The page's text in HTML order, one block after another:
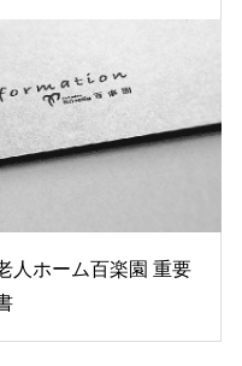
人ホーム百楽園 重要